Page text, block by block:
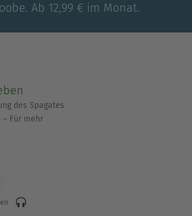
Ab 12,99 € im Monat.
des Spagates
Für mehr